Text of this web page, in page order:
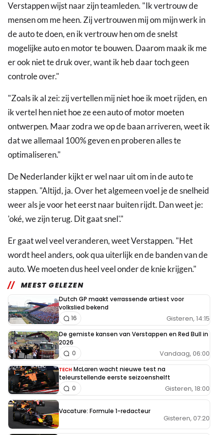
Verstappen wijst naar zijn teamleden. "Ik vertrouw de
mensen om me heen. Zij vertrouwen mij om mijn werk in
de auto te doen, en ik vertrouw hen om de snelst
mogelijke auto en motor te bouwen. Daarom maak ik me
er ook niet te druk over, want ik heb daar toch geen
controle over."
"Zoals ik al zei: zij vertellen mij niet hoe ik moet rijden, en
ik vertel hen niet hoe ze een auto of motor moeten
ontwerpen. Maar zodra we op de baan arriveren, weet ik
dat we allemaal 100% geven en proberen alles te
optimaliseren."
De Nederlander kijkt er wel naar uit om in de auto te
stappen. "Altijd, ja. Over het algemeen voel je de snelheid
weer als je voor het eerst naar buiten rijdt. Dan weet je:
'oké, we zijn terug. Dit gaat snel'."
Er gaat wel veel veranderen, weet Verstappen. "Het
wordt heel anders, ook qua uiterlijk en de banden van de
auto. We moeten dus heel veel onder de knie krijgen."
MEEST GELEZEN
Dutch GP maakt verrassende artiest voor
volkslied bekend
Gisteren, 14:15
16
De gemiste kansen van Verstappen en Red Bull in
2026
Vandaag, 06:00
0
TECH McLaren wacht nieuwe test na
teleurstellende eerste seizoenshelft
Gisteren, 18:00
0
Vacature: Formule 1-redacteur
Gisteren, 07:20